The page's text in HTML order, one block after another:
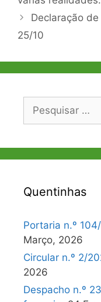
Declaração
25/10
Pesquisar
Quentinhas
Portaria n.º
Março, 2026
Circular n.º 2/
2026
Despacho n.º